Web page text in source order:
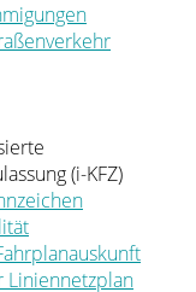
(i-KFZ)
Liniennetzplan